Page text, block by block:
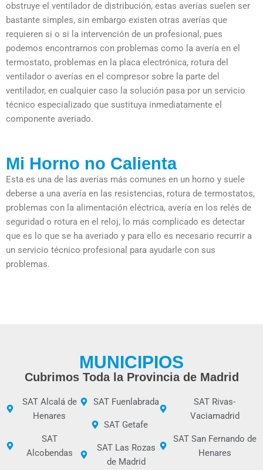
obstruye el ventilador de distribución, estas averías suelen ser
bastante simples, sin embargo existen otras averías que
requieren si o si la intervención de un profesional, pues
podemos encontrarnos con problemas como la avería en el
termostato, problemas en la placa electrónica, rotura del
ventilador o averías en el compresor sobre la parte del
ventilador, en cualquier caso la solución pasa por un servicio
técnico especializado que sustituya inmediatamente el
componente averiado.
Mi Horno no Calienta
Esta es una de las averías más comunes en un horno y suele
deberse a una avería en las resistencias, rotura de termostatos,
problemas con la alimentación eléctrica, avería en los relés de
seguridad o rotura en el reloj, lo más complicado es detectar
que es lo que se ha averiado y para ello es necesario recurrir a
un servicio técnico profesional para ayudarle con sus
problemas.
MUNICIPIOS
Cubrimos Toda la Provincia de Madrid
SAT Alcalá de
Henares
SAT
Alcobendas
SAT Fuenlabrada
SAT Getafe
SAT Las Rozas
de Madrid
SAT Rivas-
Vaciamadrid
SAT San Fernando de
Henares